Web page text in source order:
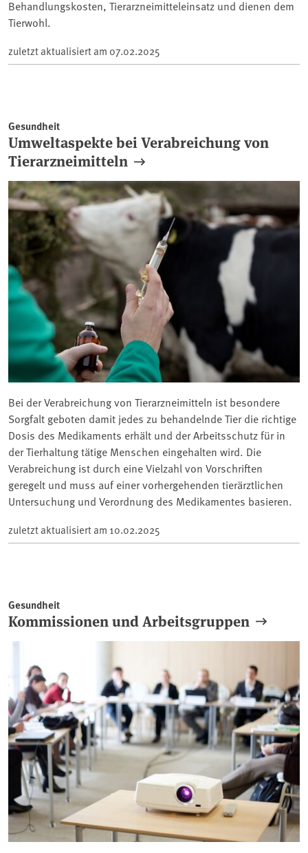
Behandlungskosten, Tierarzneimitteleinsatz und dienen dem
Tierwohl.
zuletzt aktualisiert am 07.02.2025
Gesundheit
Umweltaspekte bei Verabreichung von
Tierarzneimitteln
Bei der Verabreichung von Tierarzneimitteln ist besondere
Sorgfalt geboten damit jedes zu behandelnde Tier die richtige
Dosis des Medikaments erhält und der Arbeitsschutz für in
der Tierhaltung tätige Menschen eingehalten wird. Die
Verabreichung ist durch eine Vielzahl von Vorschriften
geregelt und muss auf einer vorhergehenden tierärztlichen
Untersuchung und Verordnung des Medikamentes basieren.
zuletzt aktualisiert am 10.02.2025
Gesundheit
Kommissionen und Arbeitsgruppen